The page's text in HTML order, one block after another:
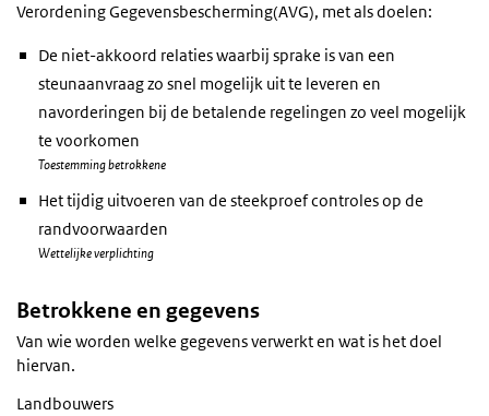
Verordening Gegevensbescherming(AVG), met als doelen:
De niet-akkoord relaties waarbij sprake is van een
steunaanvraag zo snel mogelijk uit te leveren en
navorderingen bij de betalende regelingen zo veel mogelijk
te voorkomen
Toestemming betrokkene
Het tijdig uitvoeren van de steekproef controles op de
randvoorwaarden
Wettelijke verplichting
Betrokkene en gegevens
Van wie worden welke gegevens verwerkt en wat is het doel
hiervan.
Landbouwers